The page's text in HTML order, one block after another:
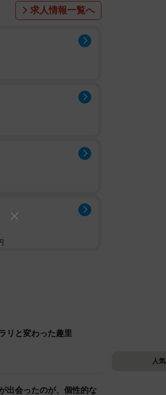
求人情報一覧へ
リと変わった趣里
出会ったのが、個性的な
人